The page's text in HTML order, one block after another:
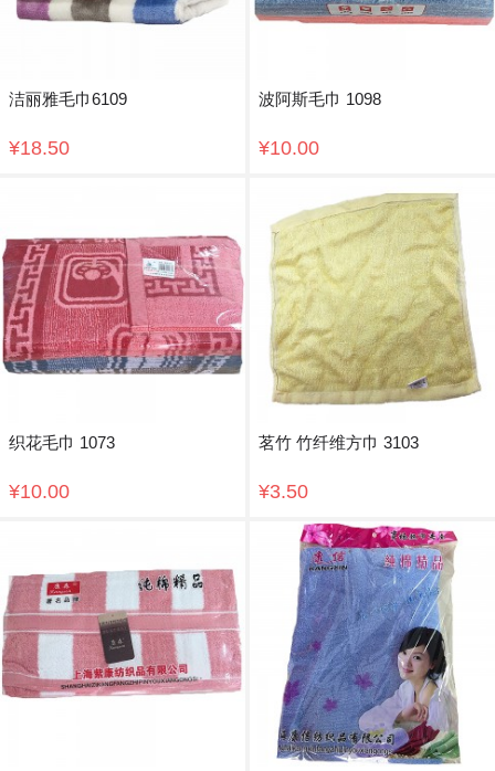
洁丽雅毛巾6109
¥18.50
波阿斯毛巾 1098
¥10.00
织花毛巾 1073
¥10.00
茗竹 竹纤维方巾 3103
¥3.50